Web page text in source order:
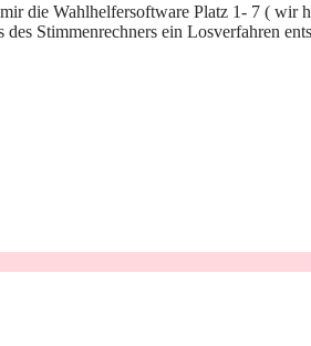
die Wahlhelfersoftware Platz 1- 7 ( wir
Stimmenrechners ein Losverfahren